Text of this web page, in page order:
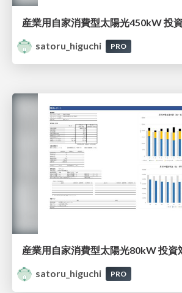
satoru_higuchi
PRO
satoru_higuchi
PRO